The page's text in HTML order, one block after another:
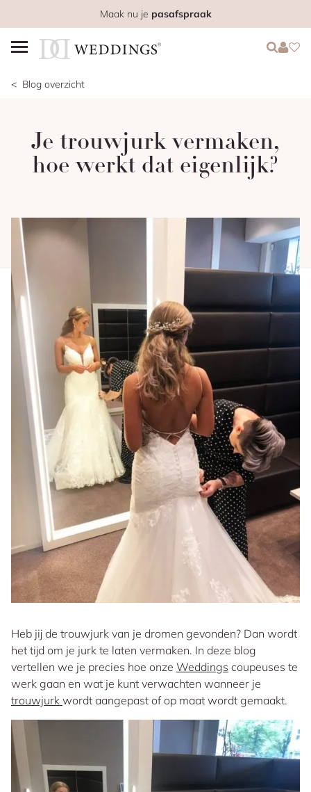
Maak nu je pasafspraak
Login
Login
Blog overzicht
Je trouwjurk vermaken,
hoe werkt dat eigenlijk?
Heb jij de trouwjurk van je dromen gevonden? Dan wordt
het tijd om je jurk te laten vermaken. In deze blog
vertellen we je precies hoe onze Weddings coupeuses te
werk gaan en wat je kunt verwachten wanneer je
trouwjurk wordt aangepast of op maat wordt gemaakt.